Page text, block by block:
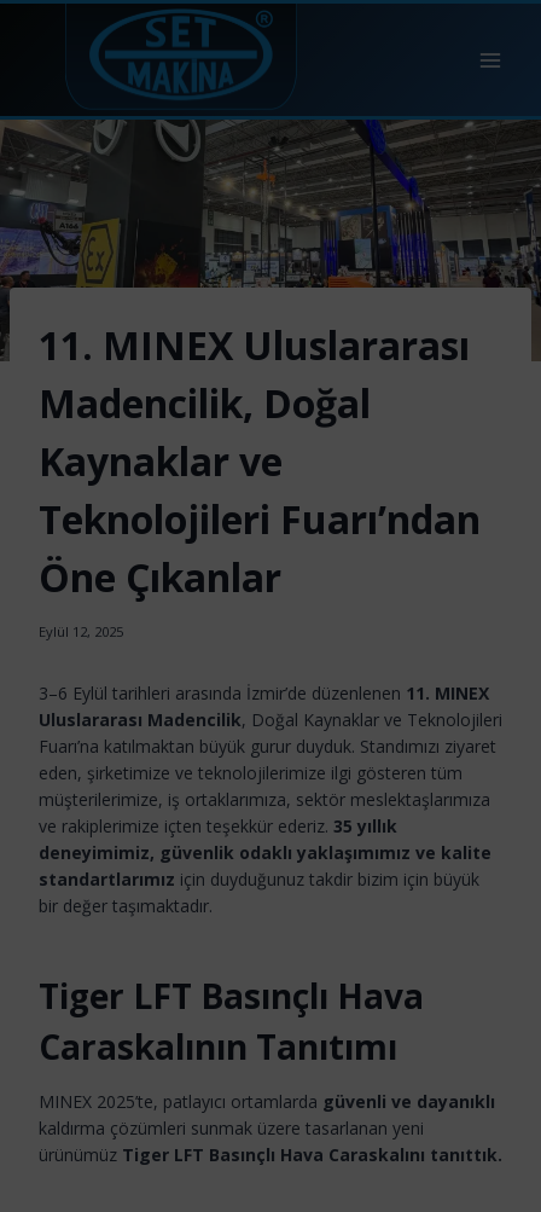
Skip
11. MINEX Uluslararası
Madencilik, Doğal
Kaynaklar ve
Teknolojileri Fuarı’ndan
Öne Çıkanlar
Eylül 12, 2025
3–6 Eylül tarihleri arasında İzmir’de düzenlenen 11. MINEX
Uluslararası Madencilik, Doğal Kaynaklar ve Teknolojileri
Fuarı’na katılmaktan büyük gurur duyduk. Standımızı ziyaret
eden, şirketimize ve teknolojilerimize ilgi gösteren tüm
müşterilerimize, iş ortaklarımıza, sektör meslektaşlarımıza
ve rakiplerimize içten teşekkür ederiz. 35 yıllık
deneyimimiz, güvenlik odaklı yaklaşımımız ve kalite
standartlarımız için duyduğunuz takdir bizim için büyük
bir değer taşımaktadır.
Tiger LFT Basınçlı Hava
Caraskalının Tanıtımı
MINEX 2025’te, patlayıcı ortamlarda güvenli ve dayanıklı
kaldırma çözümleri sunmak üzere tasarlanan yeni
ürünümüz Tiger LFT Basınçlı Hava Caraskalını tanıttık.